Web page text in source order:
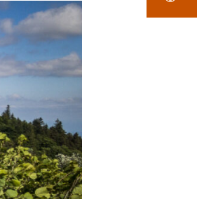
sur
facebook
sur
Twitter
l'article
pdf
par
email